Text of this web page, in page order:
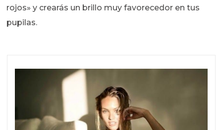
rojos» y crearás un brillo muy favorecedor en tus
pupilas.